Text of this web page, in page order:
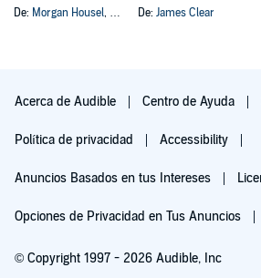
De: Morgan Housel, y otros
De: James Clear
Acerca de Audible Centro de Ayuda
Política de privacidad Accessibility
Anuncios Basados en tus Intereses
Opciones de Privacidad en Tus Anuncios
© Copyright 1997 - 2026 Audible, Inc